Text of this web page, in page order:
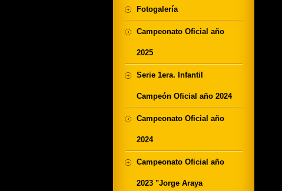
Fotogalería
Campeonato Oficial año
2025
Serie 1era. Infantil
Campeón Oficial año 2024
Campeonato Oficial año
2024
Campeonato Oficial año
2023 "Jorge Araya